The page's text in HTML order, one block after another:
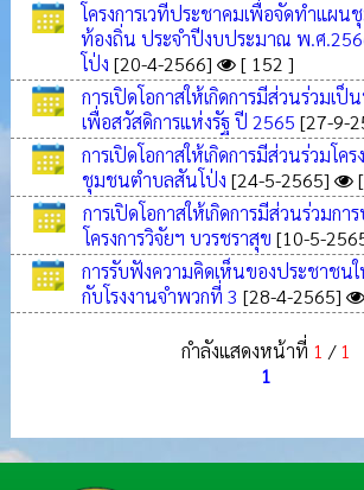
โครงการเวทีประชาคมเพื่อจัดทำแผ
ท้องถิ่น ประจำปีงบประมาณ พ.ศ
โป่ง [20-4-2566]
[ 152 ]
การเปิดโอกาสให้เกิดการมีส่วนร่วมเ
เพื่อสวัสดิการแห่งรัฐ ปี 2565 [27-9-
การเปิดโอกาสให้เกิดการมีส่วนร่วมโค
ชุมชนตำบลสันโป่ง [24-5-2565]
การเปิดโอกาสให้เกิดการมีส่วนร่วมก
โครงการวิจัยฯ บวรชราสุข [10-5-
การรับฟังความคิดเห็นของประชาชน
กับโรงงานจำพวกที่ 3 [28-4-2565]
กำลังแสดงหน้าที่ 1 / 1
1